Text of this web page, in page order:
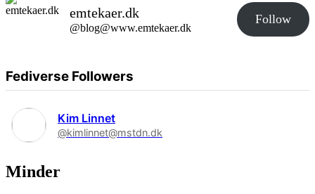
emtekaer.dk
@blog@www.emtekaer.dk
Follow
Fediverse Followers
Kim Linnet
@kimlinnet@mstdn.dk
Minder